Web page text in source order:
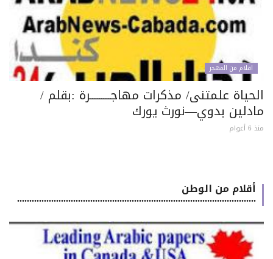
اقلام من المهجر
علمتنى/ مذكرات مهاجـــــــــــرة :بقلم /
بدوي—نورث يورك
أقلام من الوطن
..................................................................................................